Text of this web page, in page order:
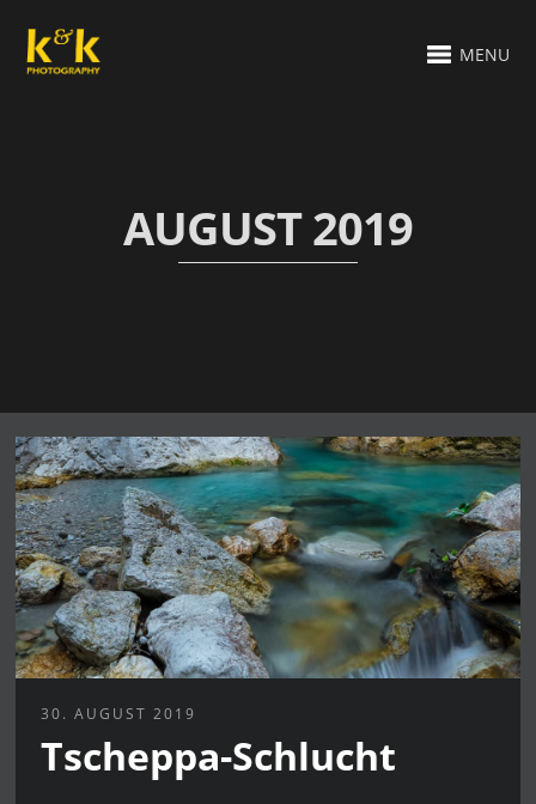
MENU
AUGUST 2019
30. AUGUST 2019
Tscheppa-Schlucht